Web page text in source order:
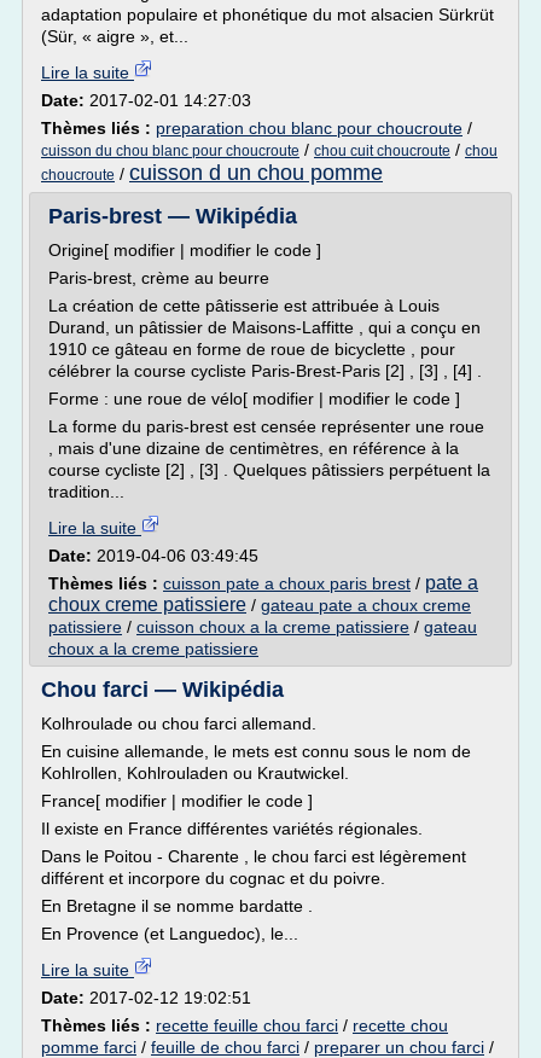
adaptation populaire et phonétique du mot alsacien Sürkrüt
(Sür, « aigre », et...
Lire la suite
Date: 2017-02-01 14:27:03
Thèmes liés : preparation chou blanc pour choucroute /
cuisson du chou blanc pour choucroute / chou cuit choucroute / chou
choucroute / cuisson d un chou pomme
Paris-brest — Wikipédia
Origine[ modifier | modifier le code ]
Paris-brest, crème au beurre
La création de cette pâtisserie est attribuée à Louis
Durand, un pâtissier de Maisons-Laffitte , qui a conçu en
1910 ce gâteau en forme de roue de bicyclette , pour
célébrer la course cycliste Paris-Brest-Paris [2] , [3] , [4] .
Forme : une roue de vélo[ modifier | modifier le code ]
La forme du paris-brest est censée représenter une roue
, mais d'une dizaine de centimètres, en référence à la
course cycliste [2] , [3] . Quelques pâtissiers perpétuent la
tradition...
Lire la suite
Date: 2019-04-06 03:49:45
Thèmes liés : cuisson pate a choux paris brest / pate a
choux creme patissiere / gateau pate a choux creme
patissiere / cuisson choux a la creme patissiere / gateau
choux a la creme patissiere
Chou farci — Wikipédia
Kolhroulade ou chou farci allemand.
En cuisine allemande, le mets est connu sous le nom de
Kohlrollen, Kohlrouladen ou Krautwickel.
France[ modifier | modifier le code ]
Il existe en France différentes variétés régionales.
Dans le Poitou - Charente , le chou farci est légèrement
différent et incorpore du cognac et du poivre.
En Bretagne il se nomme bardatte .
En Provence (et Languedoc), le...
Lire la suite
Date: 2017-02-12 19:02:51
Thèmes liés : recette feuille chou farci / recette chou
pomme farci / feuille de chou farci / preparer un chou farci /